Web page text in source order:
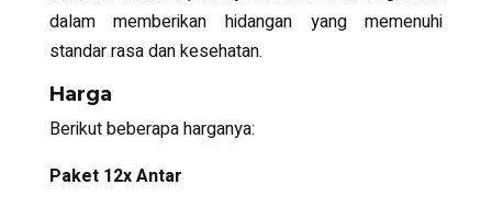
dalam memberikan hidangan yang memenuhi
standar rasa dan kesehatan.
Harga
Berikut beberapa harganya:
Paket 12x Antar